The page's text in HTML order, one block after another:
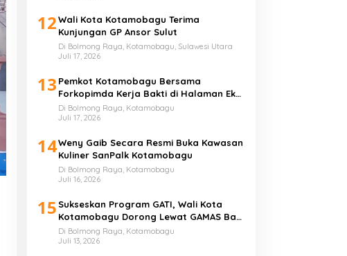
12Wali Kota Kotamobagu Terima
Kunjungan GP Ansor Sulut
Di Bolmong Raya, Kotamobagu, Sulawesi Utara
Juli 17, 2026
13 Pemkot Kotamobagu Bersama
Forkopimda Kerja Bakti di Halaman Eks
Kantor Bupati Bolmong
Di Bolmong Raya, Kotamobagu
Juli 17, 2026
14Weny Gaib Secara Resmi Buka Kawasan
Kuliner SanPalk Kotamobagu
Di Bolmong Raya, Kotamobagu
Juli 16, 2026
15 Sukseskan Program GATI, Wali Kota
Kotamobagu Dorong Lewat GAMAS Bagi
Anak Sekolah
Di Bolmong Raya, Kotamobagu
Juli 13, 2026